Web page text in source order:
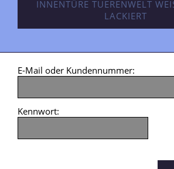
INNENTÜRE TUERENWELT
LACKIERT
E-Mail oder Kundennummer:
Kennwort: